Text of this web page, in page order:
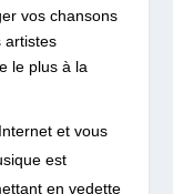
vos chansons
artistes
le plus à la
et vous
est
en vedette